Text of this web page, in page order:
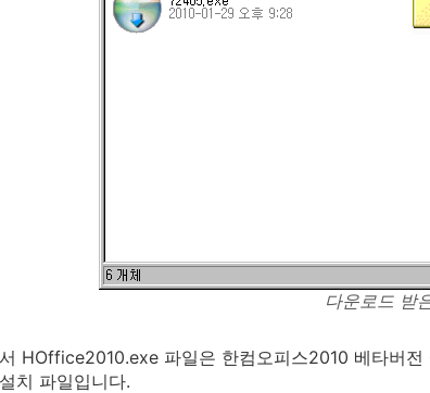
다운로드 받
HOffice2010.exe 파일은 한컴오피스2010 베타버
치 파일입니다.